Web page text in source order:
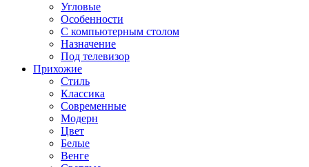
Угловые
Особенности
С компьютерным столом
Назначение
Под телевизор
Прихожие
Стиль
Классика
Современные
Модерн
Цвет
Белые
Венге